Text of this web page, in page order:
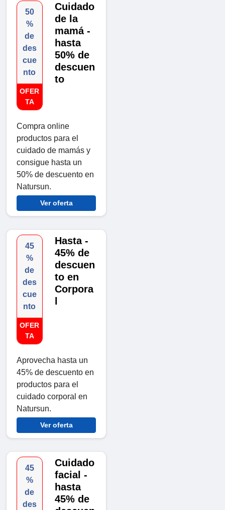
50
%
de
des
cue
nto
OFER
TA
Cuidado
de la
mamá -
hasta
50% de
descuen
to
Compra online
productos para el
cuidado de mamás y
consigue hasta un
50% de descuento en
Natursun.
Ver oferta
45
%
de
des
cue
nto
OFER
TA
Hasta -
45% de
descuen
to en
Corpora
l
Aprovecha hasta un
45% de descuento en
productos para el
cuidado corporal en
Natursun.
Ver oferta
45
%
de
des
Cuidado
facial -
hasta
45% de